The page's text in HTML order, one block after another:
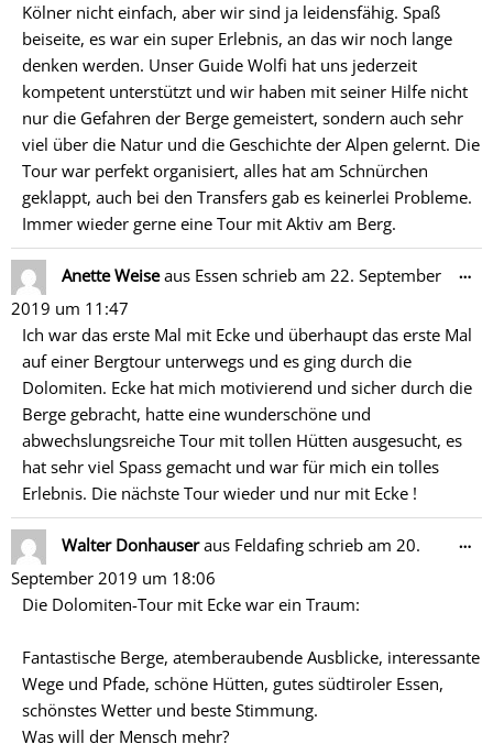
Kölner nicht einfach, aber wir sind ja leidensfähig. Spaß
beiseite, es war ein super Erlebnis, an das wir noch lange
denken werden. Unser Guide Wolfi hat uns jederzeit
kompetent unterstützt und wir haben mit seiner Hilfe nicht
nur die Gefahren der Berge gemeistert, sondern auch sehr
viel über die Natur und die Geschichte der Alpen gelernt. Die
Tour war perfekt organisiert, alles hat am Schnürchen
geklappt, auch bei den Transfers gab es keinerlei Probleme.
Immer wieder gerne eine Tour mit Aktiv am Berg.
Anette Weiseaus Essen schrieb am 22. September
2019 um 11:47
Ich war das erste Mal mit Ecke und überhaupt das erste Mal
auf einer Bergtour unterwegs und es ging durch die
Dolomiten. Ecke hat mich motivierend und sicher durch die
Berge gebracht, hatte eine wunderschöne und
abwechslungsreiche Tour mit tollen Hütten ausgesucht, es
hat sehr viel Spass gemacht und war für mich ein tolles
Erlebnis. Die nächste Tour wieder und nur mit Ecke !
…
Walter Donhauseraus Feldafing schrieb am 20.
September 2019 um 18:06
Die Dolomiten-Tour mit Ecke war ein Traum:
Fantastische Berge, atemberaubende Ausblicke, interessante
Wege und Pfade, schöne Hütten, gutes südtiroler Essen,
schönstes Wetter und beste Stimmung.
Was will der Mensch mehr?
…